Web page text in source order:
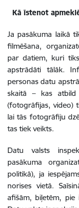
Kā īstenot
Ja pasākuma laikā
filmēšana,
par datiem, kuri
apstrādāti tālāk.
personas datu
skaitā – kas
(fotogrāfijas, video)
lai tās fotogrāfiju
tas tiek veikts.
Datu valsts
pasākuma
politikā), ja
norises vietā.
afišām, biļetēm, pie